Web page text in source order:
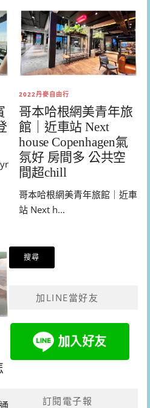
2022丹麥自由行
哥本哈根網美青年旅
館｜近車站 Next
house Copenhagen氣
氛好 房間多 公共空
間超chill
哥本哈根網美青年旅館｜近車
站 Next h...
加LINE當好友
訂閱電子報